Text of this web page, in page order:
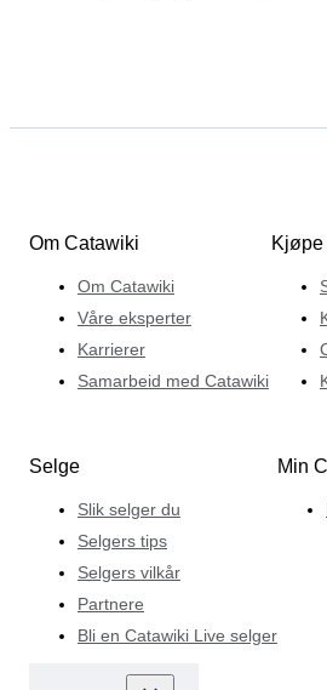
Om Catawiki
Om Catawiki
Våre eksperter
Karrierer
Samarbeid med Catawiki
Kjøpe
Selge
Slik selger du
Selgers tips
Selgers vilkår
Partnere
Bli en Catawiki Live selger
Min